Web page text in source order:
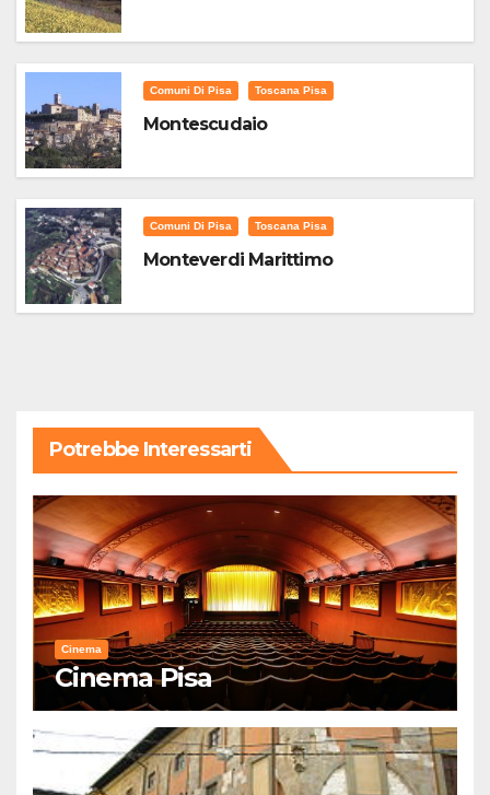
Comuni Di Pisa Toscana Pisa
Montescudaio
Comuni Di Pisa Toscana Pisa
Monteverdi Marittimo
Potrebbe Interessarti
Cinema
Cinema Pisa